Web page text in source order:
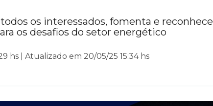
os interessados, fomenta e reconhece
os desafios do setor energético
hs | Atualizado em 20/05/25 15:34 hs